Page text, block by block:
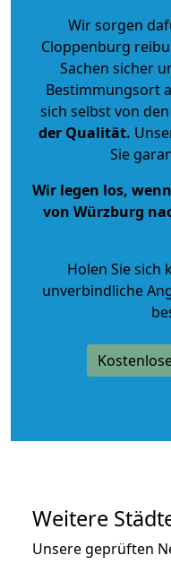
Wir sorgen
Cloppenburg
Sachen sicher
Bestimmungsort
sich selbst von den
der Qualität.
Sie
Wir legen los,
von Würzburg
Holen Sie sich
unverbindliche
Weitere
Unsere geprüften